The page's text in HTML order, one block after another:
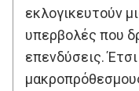
εκλογικευτούν
υπερβολές που
επενδύσεις.